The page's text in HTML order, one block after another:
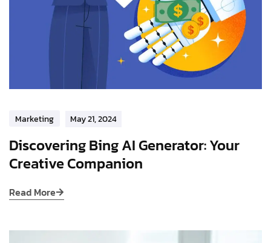
Marketing May 21, 2024
Discovering Bing AI Generator: Your
Creative Companion
Read More